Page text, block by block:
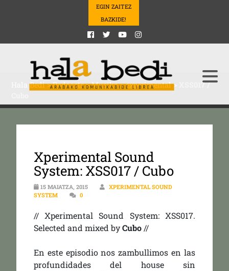
EGIN ZAITEZ
BAZKIDE!
Hala Bedi>Podcasts>Musika>experimental>
XSS017 /
Xperimental Sound
System: XSS017 / Cubo
15 MAIATZA, 2015
XPERIMENTAL SOUND
SYSTEM
0
// Xperimental Sound System: XSS017.
Selected and mixed byCubo//
En este episodio nos zambullimos en las
profundidades del house sin